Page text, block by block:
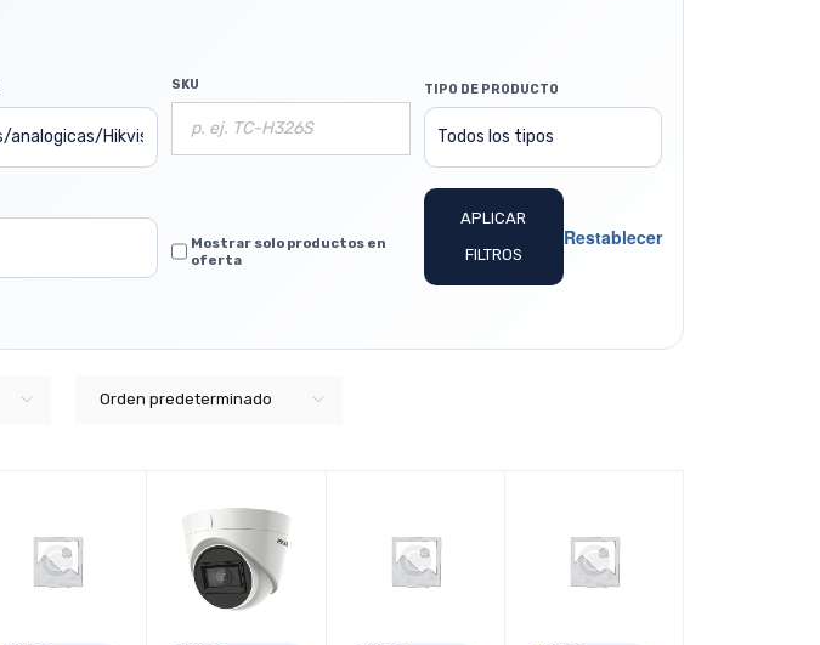
SKU TIPO DE PRODUCTO
Mostrar solo productos en
oferta
APLICAR
FILTROS
Restablecer
Orden predeterminado